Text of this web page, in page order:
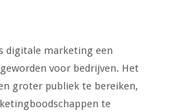
digitale marketing een
voor bedrijven. Het
groter publiek te bereiken,
te